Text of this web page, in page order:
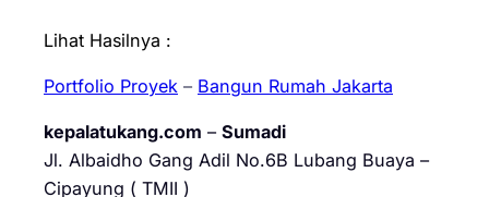
Lihat Hasilnya :
Portfolio Proyek – Bangun Rumah Jakarta
kepalatukang.com – Sumadi
Jl. Albaidho Gang Adil No.6B Lubang Buaya –
Cipayung ( TMII )